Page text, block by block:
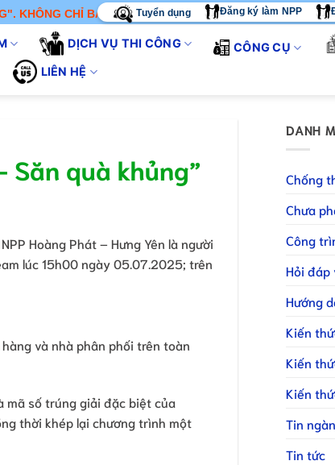
CHỈ BÁN SẢN PHẨM - CHÚNG TÔI CUNG CẤP GIẢI PHÁP
Tuyển dụng Đăng ký làm NPP
DỊCH VỤ THI CÔNG CÔNG CỤ
LIÊN HỆ
quà khủng”
Hoàng Phát – Hưng Yên là người
lúc 15h00 ngày 05.07.2025; trên
và nhà phân phối trên toàn
mã số trúng giải đặc biệt của
thời khép lại chương trình một
DANH
Chống
Chưa
Công
Hỏi đáp
Hướng
Kiến
Kiến
Kiến
Tin
Tin tức